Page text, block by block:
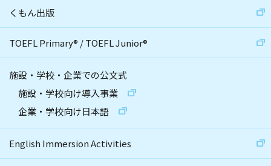
くもん出版
TOEFL Primary® /TOEFL Junior®
施設・学校・企業での公文式
施設・学校向け導入事業
企業・学校向け日本語
English Immersion Activities